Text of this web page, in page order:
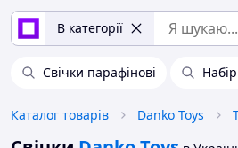
В категорії
Свічки парафінові
Каталог товарів Danko Toys